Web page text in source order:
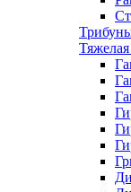
Тяжелая